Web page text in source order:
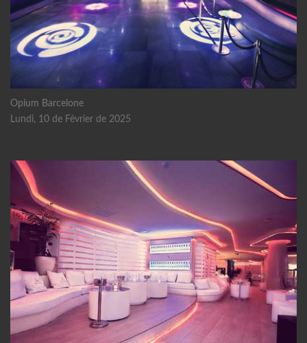
Opium Barcelone
Lundi, 10 de Février de 2025